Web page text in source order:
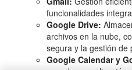
funcionalidades
Google Drive:
archivos en la nube,
segura y la gestión de
Google Calendar y